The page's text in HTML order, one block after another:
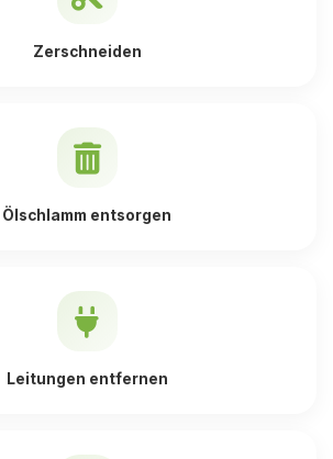
Zerschneiden
Ölschlamm entsorgen
Leitungen entfernen